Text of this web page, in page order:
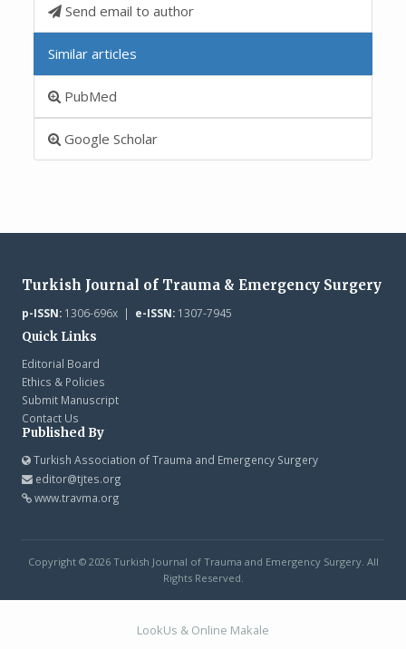
Send email to author
Similar articles
PubMed
Google Scholar
Turkish Journal of Trauma & Emergency Surgery
p-ISSN:1306-696x | e-ISSN:1307-7945
Quick Links
Editorial Board
Ethics & Policies
Submit Manuscript
Contact Us
Published By
Turkish Association of Trauma and Emergency Surgery
editor@tjtes.org
www.travma.org
Copyright © 2026 Turkish Journal of Trauma and Emergency Surgery. All
Rights Reserved.
LookUs & Online Makale